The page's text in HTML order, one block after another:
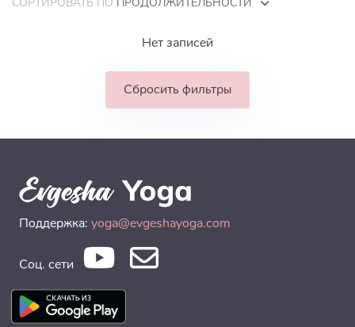
Нет записей
Сбросить фильтры
Поддержка: yoga@evgeshayoga.com
Соц. сети